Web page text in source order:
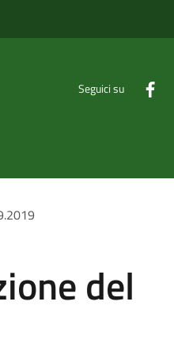
Seguici su
del